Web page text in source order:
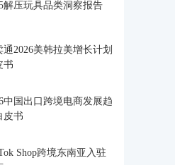
解压玩具品类洞察报告
通2026美韩拉美增长计划
书
中国出口跨境电商发展趋
皮书
Shop跨境东南亚入驻